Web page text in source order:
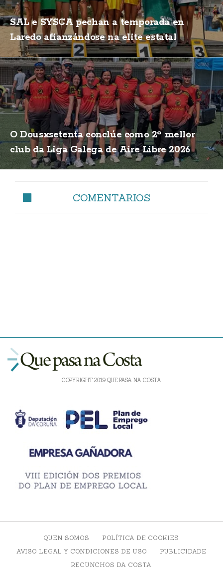
SAL e SYSCA pechan a temporada en
Laredo afianzándose na elite estatal
O Dousxsetenta conclúe como 2º mellor
club da Liga Galega de Aire Libre 2026
COMENTARIOS
COPYRIGHT 2019 QUE PASA NA COSTA
QUEN SOMOS
POLÍTICA DE COOKIES
AVISO LEGAL Y CONDICIONES DE USO
PUBLICIDADE
RECUNCHOS DA COSTA